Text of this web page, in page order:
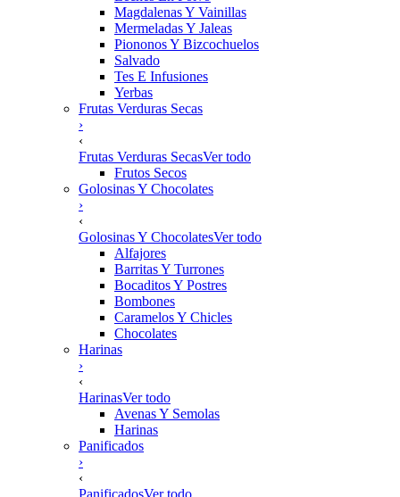
Magdalenas Y Vainillas
Mermeladas Y Jaleas
Piononos Y Bizcochuelos
Salvado
Tes E Infusiones
Yerbas
Frutas Verduras Secas
›
‹
Frutas Verduras SecasVer todo
Frutos Secos
Golosinas Y Chocolates
›
‹
Golosinas Y ChocolatesVer todo
Alfajores
Barritas Y Turrones
Bocaditos Y Postres
Bombones
Caramelos Y Chicles
Chocolates
Harinas
›
‹
HarinasVer todo
Avenas Y Semolas
Harinas
Panificados
›
‹
PanificadosVer todo